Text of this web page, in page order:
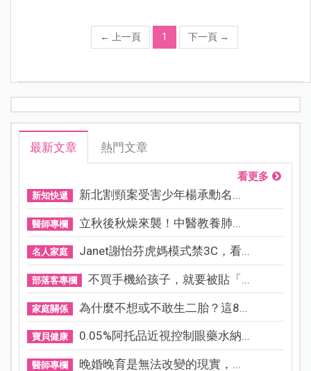
← 上一頁 1 下一頁 →
最新文章 熱門文章
看更多
新知快遞 新北割頸案受害少年楊承勳名...
醫師專欄 立秋後秋燥來襲！中醫教養肺...
名人家庭 Janet謝怡芬虎媽模式禁3C，看...
部落客專欄 不買手機給孩子，就要被貼「...
家庭關係 為什麼不想或不敢生二胎？這8...
寶貝健康 0.05%阿托品近視控制眼藥水納...
醫師專欄 晚婚晚育是無法改變的現實，...